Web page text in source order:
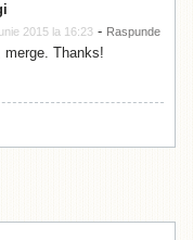
2015 la 16:23 - Raspunde
merge. Thanks!